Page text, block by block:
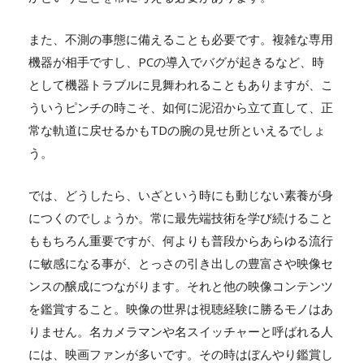
また、不測の事態に備えることも必要です。複雑な専用
機器が相手ですし、PCの導入でバグが起きるなど、時
として機器トラブルに見舞われることもありますが、こ
ういうピンチの時こそ、如何に泥沼から立て直して、正
常な軌道に戻せるかもTDの腕の見せ所といえるでしょ
う。
では、どうしたら、いざという時にも動じない素養が身
につくのでしょうか。常に最先端技術を学び続けること
ももちろん重要ですが、何よりも普段からあらゆる流行
に敏感になる事が、とっさの引き出しの豊富さや映像セ
ンスの醸成につながります。それと他の映像コンテンツ
を鑑賞すること。映像の世界は視聴経験に勝るモノはあ
りません。名カメラマンや名スイッチャーと呼ばれる人
には、映画ファンが多いです。その時はぼんやり鑑賞し